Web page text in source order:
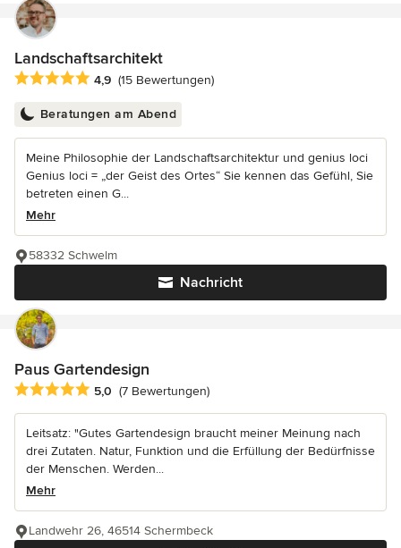
Landschaftsarchitekt
Durchschnittliche Bewertung: 4.9 von 5 Sternen
4,9 (15 Bewertungen)
Beratungen am Abend
Meine Philosophie der Landschaftsarchitektur und genius loci
Genius loci = „der Geist des Ortes“ Sie kennen das Gefühl, Sie
betreten einen G...
Mehr
Nachricht
58332 Schwelm
Paus Gartendesign
Durchschnittliche Bewertung: 5 von 5 Sternen
5,0 (7 Bewertungen)
Leitsatz: "Gutes Gartendesign braucht meiner Meinung nach
drei Zutaten. Natur, Funktion und die Erfüllung der Bedürfnisse
der Menschen. Werden...
Mehr
Landwehr 26, 46514 Schermbeck